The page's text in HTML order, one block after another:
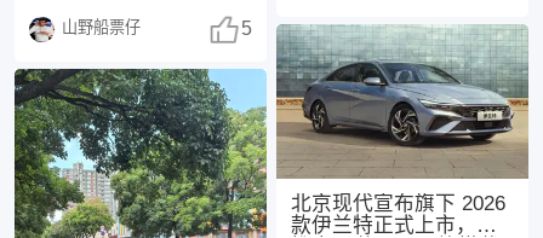
置。 参考现款
山野船票仔 5
北京现代宣布旗下 2026
款伊兰特正式上市，共